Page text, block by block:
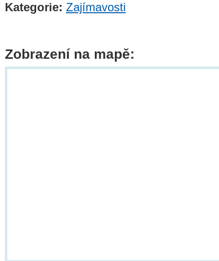
Kategorie: Zajímavosti
Zobrazení na mapě: